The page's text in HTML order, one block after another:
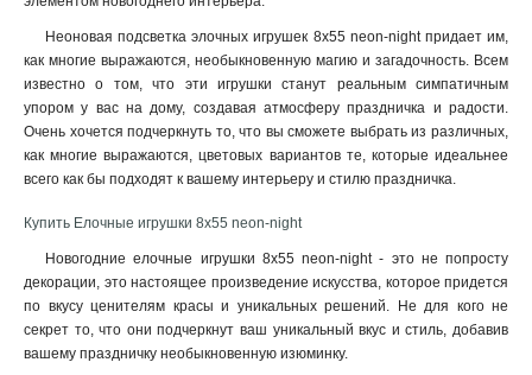
17х4х15 1
25х55х265
145х5х30 1
16х2х18 1
11х5х47 1
95х7х154
35х15х398 1
29х21х465 1
Неоновая подсветка элочных игрушек 8х55 neon-night придает им,
как многие выражаются, необыкновенную магию и загадочность. Всем
известно о том, что эти игрушки станут реальным симпатичным
упором у вас на дому, создавая атмосферу праздничка и радости.
Очень хочется подчеркнуть то, что вы сможете выбрать из различных,
как многие выражаются, цветовых вариантов те, которые идеальнее
всего как бы подходят к вашему интерьеру и стилю праздничка.
Купить Елочные игрушки 8х55 neon-night
Новогодние елочные игрушки 8х55 neon-night - это не попросту
декорации, это настоящее произведение искусства, которое придется
по вкусу ценителям красы и уникальных решений. Не для кого не
секрет то, что они подчеркнут ваш уникальный вкус и стиль, добавив
вашему праздничку необыкновенную изюминку.